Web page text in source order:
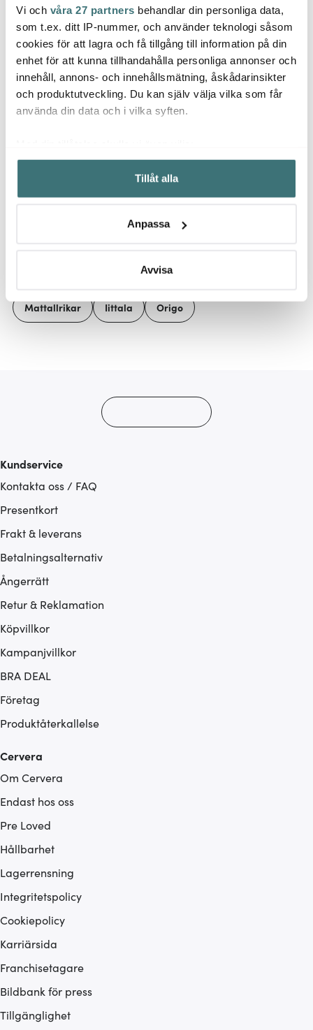
Vi och våra 27 partners behandlar din personliga data,
som t.ex. ditt IP-nummer, och använder teknologi såsom
cookies för att lagra och få tillgång till information på din
enhet för att kunna tillhandahålla personliga annonser och
innehåll, annons- och innehållsmätning, åskådarinsikter
och produktutveckling. Du kan själv välja vilka som får
använda din data och i vilka syften.
Samla in information om din geografiska plats som
kan ha en noggrannhet på upp till flera meter
Identifiera din enhet genom att aktivt skanna den för
Ta reda på mer om hur dina personliga uppgifter
Du kan ändra eller dra tillbaka ditt samtycke när som
Vi använder cookies för att innehållet och annonserna
Tillåt alla
Anpassa
Avvisa
Iittala
Tundra Skål 25 cl Linne
173 kr 289 kr
Få i lager
Iittala
Tundra skål 25 cl aqua
173 kr 289 kr
Få i lager
pack
69 kr
Låt dig inspireras av våra kunder
Mattallrikar Iittala Origo
Kundservice
Kontakta oss / FAQ
Presentkort
Frakt & leverans
Betalningsalternativ
Ångerrätt
Retur & Reklamation
Köpvillkor
Kampanjvillkor
BRA DEAL
Företag
Produktåterkallelse
Cervera
Om Cervera
Endast hos oss
Pre Loved
Hållbarhet
Lagerrensning
Integritetspolicy
Cookiepolicy
Karriärsida
Franchisetagare
Bildbank för press
Tillgänglighet